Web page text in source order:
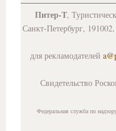
Питер-Т,
Санкт-Петербург,
для рекламодателей
Свидетельство
Федеральная служба по